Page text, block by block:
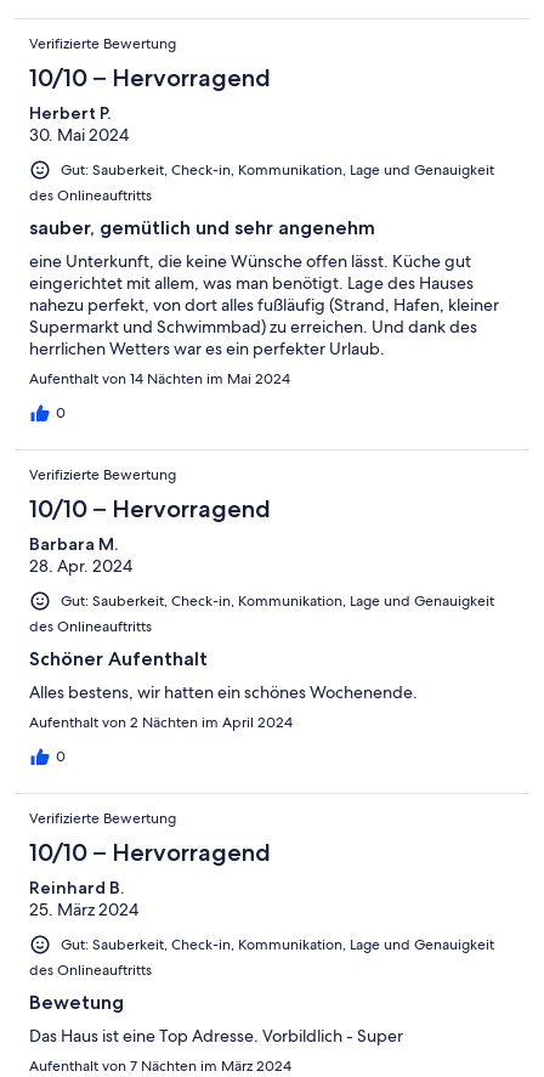
Verifizierte Bewertung
10/10 – Hervorragend
Herbert P.
30. Mai 2024
Gut: Sauberkeit, Check-in, Kommunikation, Lage und Genauigkeit
des Onlineauftritts
sauber, gemütlich und sehr angenehm
eine Unterkunft, die keine Wünsche offen lässt. Küche gut
eingerichtet mit allem, was man benötigt. Lage des Hauses
nahezu perfekt, von dort alles fußläufig (Strand, Hafen, kleiner
Supermarkt und Schwimmbad) zu erreichen. Und dank des
herrlichen Wetters war es ein perfekter Urlaub.
Aufenthalt von 14 Nächten im Mai 2024
0
Verifizierte Bewertung
10/10 – Hervorragend
Barbara M.
28. Apr. 2024
Gut: Sauberkeit, Check-in, Kommunikation, Lage und Genauigkeit
des Onlineauftritts
Schöner Aufenthalt
Alles bestens, wir hatten ein schönes Wochenende.
Aufenthalt von 2 Nächten im April 2024
0
Verifizierte Bewertung
10/10 – Hervorragend
Reinhard B.
25. März 2024
Gut: Sauberkeit, Check-in, Kommunikation, Lage und Genauigkeit
des Onlineauftritts
Bewetung
Das Haus ist eine Top Adresse. Vorbildlich - Super
Aufenthalt von 7 Nächten im März 2024